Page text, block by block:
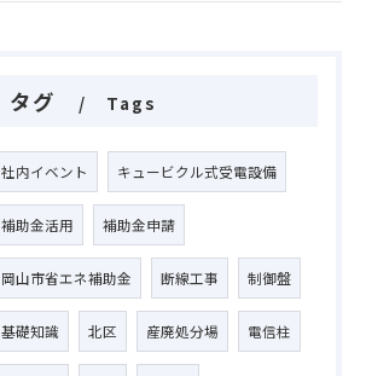
タグ Tags
社内イベント キュービクル式受電設備
補助金活用 補助金申請
岡山市省エネ補助金 断線工事 制御盤
基礎知識 北区 産廃処分場 電信柱